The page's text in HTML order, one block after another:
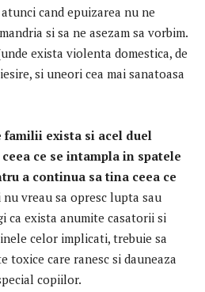
cand epuizarea nu ne
si sa ne asezam sa vorbim.
exista violenta domestica, de
si uneori cea mai sanatoasa
exista si acel duel
ce se intampla in spatele
a continua sa tina ceea ce
nu vreau sa opresc lupta sau
ca exista anumite casatorii si
celor implicati, trebuie sa
toxice care ranesc si dauneaza
copiilor.